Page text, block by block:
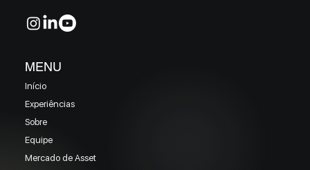
Início
Experiências
Sobre
Equipe
Mercado de Asset
MENU